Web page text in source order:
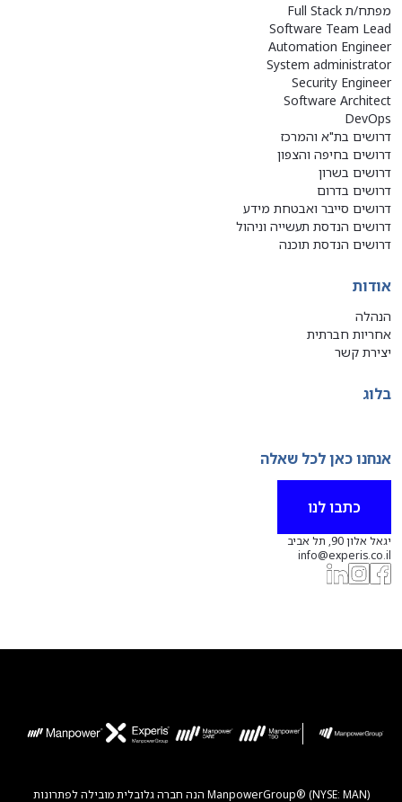
מפתח/ת Full Stack
Software Team Lead
Automation Engineer
System administrator
Security Engineer
Software Architect
DevOps
דרושים בת"א והמרכז
דרושים בחיפה והצפון
דרושים בשרון
דרושים בדרום
דרושים סייבר ואבטחת מידע
דרושים הנדסת תעשייה וניהול
דרושים הנדסת תוכנה
אודות
הנהלה
אחריות חברתית
יצירת קשר
בלוג
אנחנו כאן לכל שאלה
כתבו לנו
יגאל אלון 90, תל אביב
info@experis.co.il
ManpowerGroup® (NYSE: MAN) הנה חברה גלובלית מובילה לפתרונות